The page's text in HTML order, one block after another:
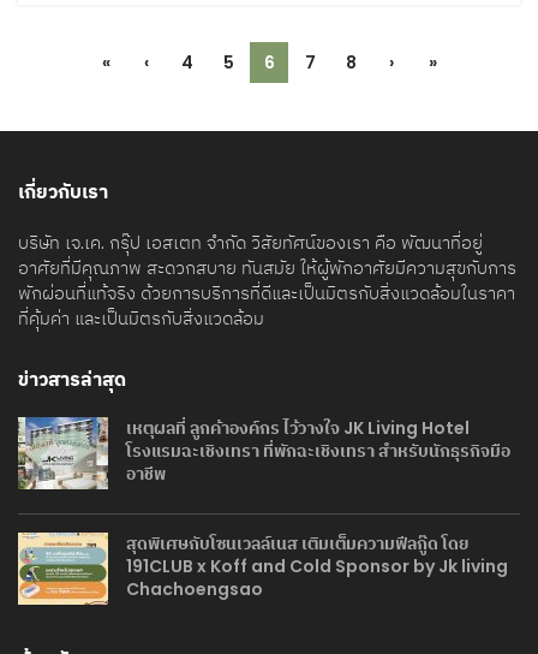
« ‹ 4 5 6 7 8 › »
เกี่ยวกับเรา
บริษัท เจ.เค. กรุ๊ป เอสเตท จำกัด วิสัยทัศน์ของเรา คือ พัฒนาที่อยู่
อาศัยที่มีคุณภาพ สะดวกสบาย ทันสมัย ให้ผู้พักอาศัยมีความสุขกับการ
พักผ่อนที่แท้จริง ด้วยการบริการที่ดีและเป็นมิตรกับสิ่งแวดล้อมในราคา
ที่คุ้มค่า และเป็นมิตรกับสิ่งแวดล้อม
ข่าวสารล่าสุด
เหตุผลที่ ลูกค้าองค์กร ไว้วางใจ JK Living Hotel
โรงแรมฉะเชิงเทรา ที่พักฉะเชิงเทรา สำหรับนักธุรกิจมือ
อาชีพ
สุดพิเศษกับโซนเวลล์เนส เติมเต็มความฟีลกู๊ด โดย
191CLUB x Koff and Cold Sponsor by Jk living
Chachoengsao